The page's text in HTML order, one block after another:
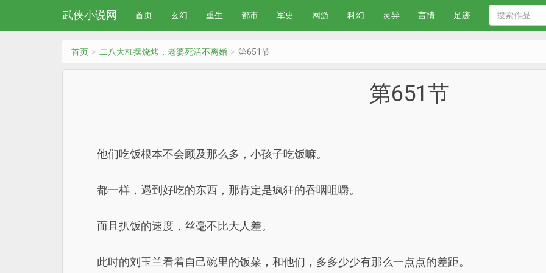
武侠小说网 首页 玄幻 重生 都市 军史 网游 科幻 灵异 言情 足迹
首页 二八大杠摆烧烤，老婆死活不离婚 第651节
第651节
他们吃饭根本不会顾及那么多，小孩子吃饭嘛。
都一样，遇到好吃的东西，那肯定是疯狂的吞咽咀嚼。
而且扒饭的速度，丝毫不比大人差。
此时的刘玉兰看着自己碗里的饭菜，和他们，多多少少有那么一点点的差距。